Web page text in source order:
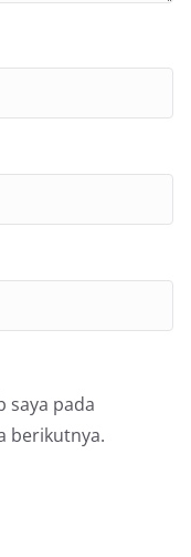
saya pada
berikutnya.